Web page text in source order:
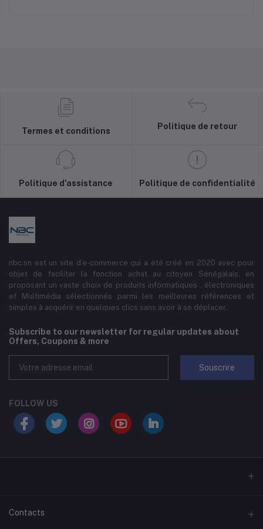
Termes et conditions
Politique de retour
Politique d'assistance Politique de confidentialité
nbc.sn est un site d’e-commerce qui a été créé en 2020 avec pour
objet de faciliter la fonction achat au citoyen Sénégalais, en
proposant un vaste choix de produits informatiques , électroniques
et Multimédia sélectionnés parmi les meilleures références et
simples à acquérir en quelques clics sans avoir à se déplacer.
Subscribe to our newsletter for regular updates about
Offers, Coupons & more
Souscrire
FOLLOW US
Contacts